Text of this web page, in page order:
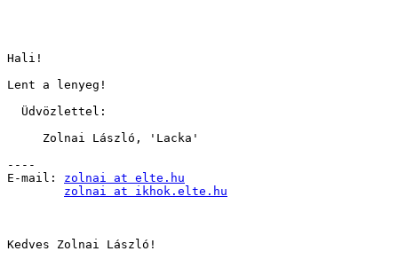
Hali!
Lent a lenyeg!
  Üdvözlettel:
     Zolnai László, 'Lacka'
----
E-mail: zolnai at elte.hu
zolnai at ikhok.elte.hu
Kedves Zolnai László!